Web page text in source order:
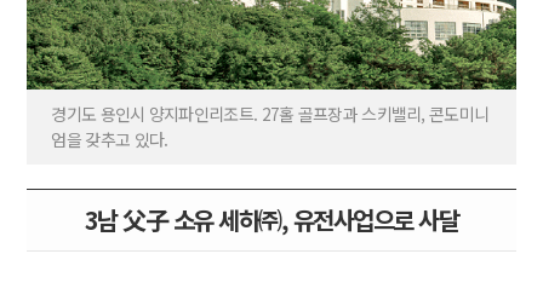
경기도 용인시 양지파인리조트. 27홀 골프장과 스키밸리, 콘도미니
엄을 갖추고 있다.
3남 父子 소유 세하㈜, 유전사업으로 사달